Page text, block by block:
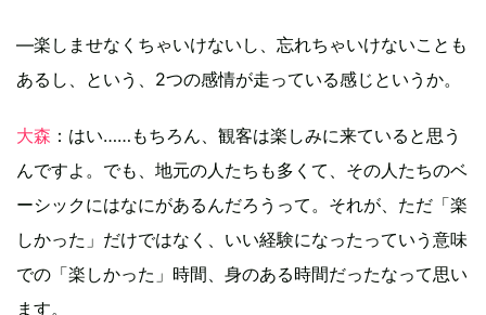
―楽しませなくちゃいけないし、忘れちゃいけないことも
あるし、という、2つの感情が走っている感じというか。
大森 ：はい……もちろん、観客は楽しみに来ていると思う
んですよ。でも、地元の人たちも多くて、その人たちのベ
ーシックにはなにがあるんだろうって。それが、ただ「楽
しかった」だけではなく、いい経験になったっていう意味
での「楽しかった」時間、身のある時間だったなって思い
ます。